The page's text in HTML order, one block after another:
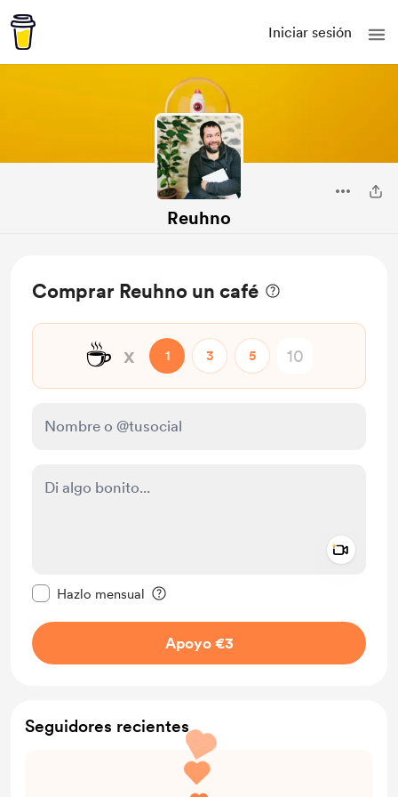
Iniciar sesión
Reuhno
Comprar Reuhno un café
☕ x 1 3 5
Hazlo mensual
Apoyo €3
Seguidores recientes